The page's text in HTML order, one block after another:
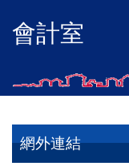
到
內
區
會計室
網外連結